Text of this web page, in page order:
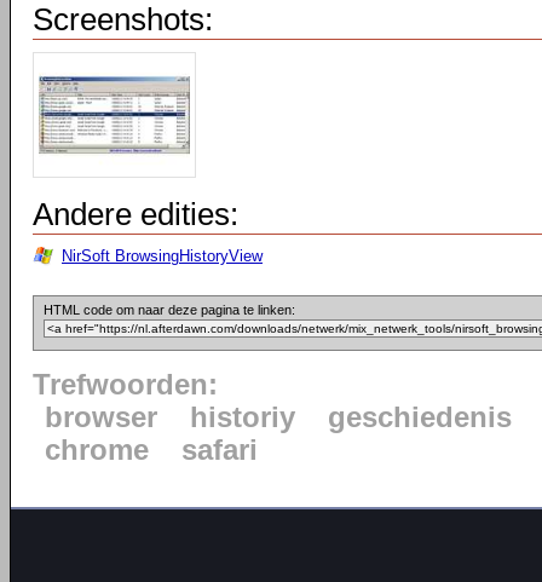
Screenshots:
Andere edities:
NirSoft BrowsingHistoryView
HTML code om naar deze pagina te linken:
Trefwoorden:
browser
historiy
geschiedenis
chrome
safari